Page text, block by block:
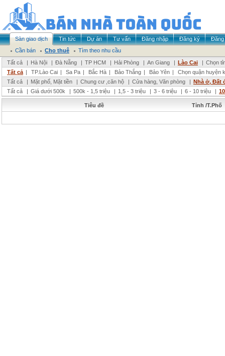
Sàn giao dịch Tin tức Dự án Tư vấn Đăng nhập Đăng ký
Đăng
Cần bán
Cho thuê
Tìm theo nhu cầu
Tất cả
| Hà Nội | Đà Nẵng | TP HCM | Hải Phòng | An Giang | Lào Cai | Chọn
Tất cả | TP.Lào Cai | Sa Pa | Bắc Hà | Bảo Thắng | Bảo Yên |
Chọn quận huyện
Tất cả
| Mặt phố, Mặt tiền | Chung cư ,căn hộ | Cửa hàng, Văn phòng | Nhà ở, Đất
Tất cả
| Giá dưới 500k | 500k - 1,5 triệu | 1,5 - 3 triệu | 3 - 6 triệu | 6 - 10 triệu |
Tiêu đề Tỉnh /T.Phố